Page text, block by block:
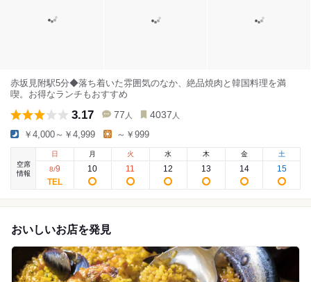
赤坂見附駅5分◆落ち着いた雰囲気のなか、絶品焼肉と韓国料理を満
喫。お得なランチもおすすめ
3.17 77 人 4037 人
￥4,000～￥4,999 ～￥999
空席
情報
日
8/9
月
10
火
11
水
12
木
13
金
14
土
15
おいしいお店を発見